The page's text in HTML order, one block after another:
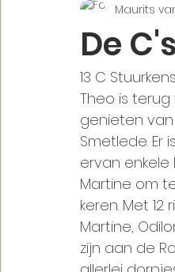
De
Maurits
13 C
Theo is terug
genieten
Smetlede. Er
ervan enkele
Martine om
keren. Met
Martine,
zijn aan de